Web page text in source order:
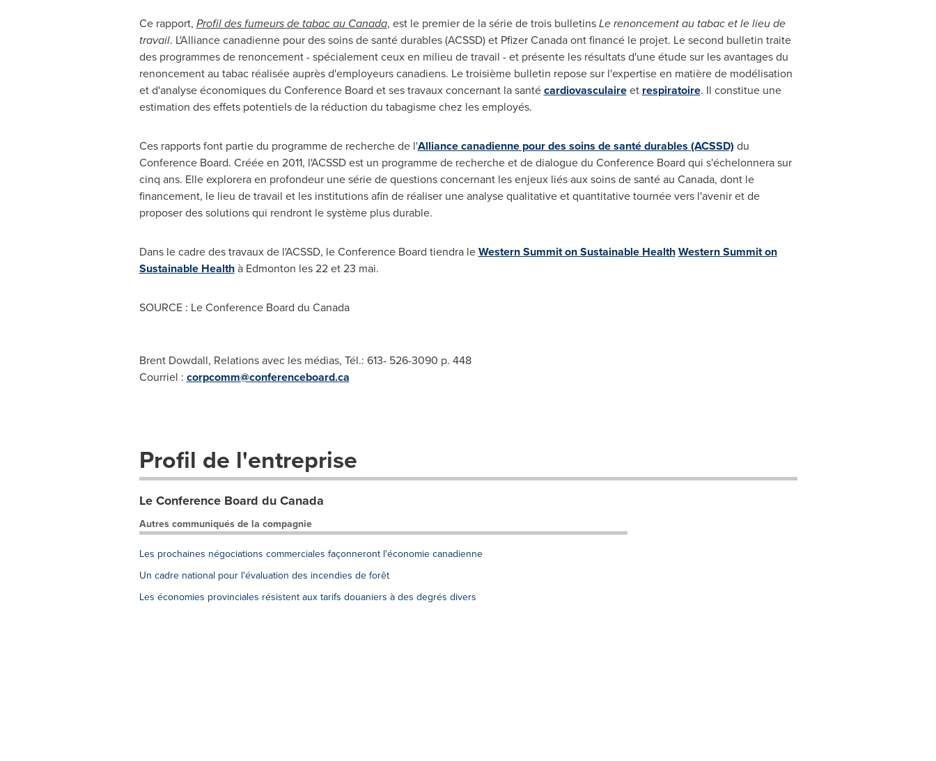
Ce rapport, Profil des fumeurs de tabac au Canada, est le premier de la série de trois bulletinsLe renoncement au tabac et le lieu de
travail. L'Alliance canadienne pour des soins de santé durables (ACSSD) et PfizerCanadaont financé le projet. Le second bulletin traite
des programmes de renoncement - spécialement ceux en milieu de travail - et présente les résultats d'une étude sur les avantages du
renoncement au tabac réalisée auprès d'employeurs canadiens. Le troisième bulletin repose sur l'expertise en matière de modélisation
et d'analyse économiques du Conference Board et ses travaux concernant la santécardiovasculaireet respiratoire. Il constitue une
estimation des effets potentiels de la réduction du tabagisme chez les employés.
Ces rapports font partie du programme de recherche de l'Alliance canadienne pour des soins de santé durables (ACSSD) du
Conference Board. Créée en 2011, l'ACSSD est un programme de recherche et de dialogue du Conference Board qui s'échelonnera sur
cinq ans. Elle explorera en profondeur une série de questions concernant les enjeux liés aux soins de santé au Canada, dont le
financement, le lieu de travail et les institutions afin de réaliser une analyse qualitative et quantitative tournée vers l'avenir et de
proposer des solutions qui rendront le système plus durable.
Dans le cadre des travaux de l'ACSSD, le Conference Board tiendra leWestern Summit on Sustainable HealthWestern Summit on
Sustainable Healthà Edmonton les22 et23 mai.
SOURCE : Le Conference Board du Canada
Brent Dowdall, Relations avec les médias, Tél.: 613- 526-3090 p. 448
Courriel : corpcomm@conferenceboard.ca
Profil de l'entreprise
Le Conference Board du Canada
Autres communiqués de la compagnie
Les prochaines négociations commerciales façonneront l'économie canadienne
Un cadre national pour l'évaluation des incendies de forêt
Les économies provinciales résistent aux tarifs douaniers à des degrés divers